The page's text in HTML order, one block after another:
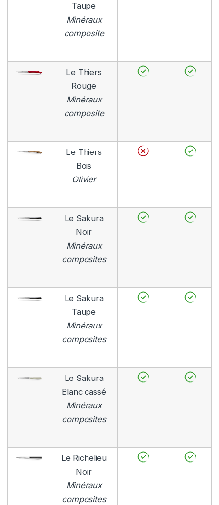
Taupe
Minéraux
composite
Le Thiers
Rouge
Minéraux
composite
Le Thiers
Bois
Olivier
Le Sakura
Noir
Minéraux
composites
Le Sakura
Taupe
Minéraux
composites
Le Sakura
Blanc cassé
Minéraux
composites
Le Richelieu
Noir
Minéraux
composites